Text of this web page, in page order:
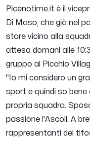
Picenotime.it è il
Di Maso, che già nel
stare vicino alla
attesa domani alle
gruppo al Picchio
"Io mi considero un
sport e quindi so bene
propria squadra.
passione l'Ascoli. A
rappresentanti dei